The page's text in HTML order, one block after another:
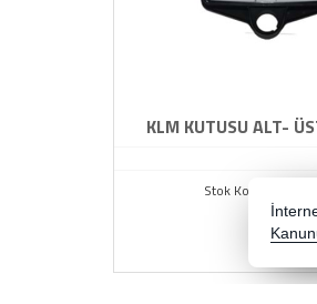
KLM KUTUSU ALT-
Stok Kodu :